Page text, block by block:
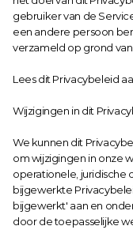
gebruiker van de
een andere persoon
verzameld op grond
Lees dit Privacybeleid
Wijzigingen in dit
We kunnen dit
om wijzigingen in onze
operationele, juridische
bijgewerkte
bijgewerkt' aan en
door de toepasselijke